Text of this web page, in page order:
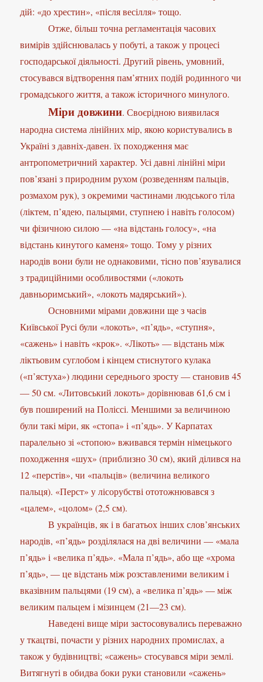
дій: «до хрестин», «після весілля» тощо.
Отже, більш точна регламентація часових
вимірів здійснювалась у побуті, а також у процесі
господарської діяльності. Другий рівень, умовний,
стосувався відтворення пам’ятних подій родинного чи
громадського життя, а також історичного минулого.
Міри довжини. Своєрідною виявилася
народна система лінійних мір, якою користувались в
Україні з давніх-давен. їх походження має
антропометричний характер. Усі давні лінійні міри
пов’язані з природним рухом (розведенням пальців,
розмахом рук), з окремими частинами людського тіла
(ліктем, п’ядею, пальцями, ступнею і навіть голосом)
чи фізичною силою — «на відстань голосу», «на
відстань кинутого каменя» тощо. Тому у різних
народів вони були не однаковими, тісно пов’язувалися
з традиційними особливостями («локоть
давньоримський», «локоть мадярський»).
Основними мірами довжини ще з часів
Київської Русі були «локоть», «п’ядь», «ступня»,
«сажень» і навіть «крок». «Лікоть» — відстань між
ліктьовим суглобом і кінцем стиснутого кулака
(«п’ястуха») людини середнього зросту — становив 45
— 50 см. «Литовський локоть» дорівнював 61,6 см і
був поширений на Поліссі. Меншими за величиною
були такі міри, як «стопа» і «п’ядь». У Карпатах
паралельно зі «стопою» вживався термін німецького
походження «шух» (приблизно 30 см), який ділився на
12 «перстів», чи «пальців» (величина великого
пальця). «Перст» у лісорубстві ототожнювався з
«цалем», «цолом» (2,5 см).
В українців, як і в багатьох інших слов’янських
народів, «п’ядь» розділялася на дві величини — «мала
п’ядь» і «велика п’ядь». «Мала п’ядь», або ще «хрома
п’ядь», — це відстань між розставленими великим і
вказівним пальцями (19 см), а «велика п’ядь» — між
великим пальцем і мізинцем (21—23 см).
Наведені вище міри застосовувались переважно
у ткацтві, почасти у різних народних промислах, а
також у будівництві; «сажень» стосувався міри землі.
Витягнуті в обидва боки руки становили «сажень»